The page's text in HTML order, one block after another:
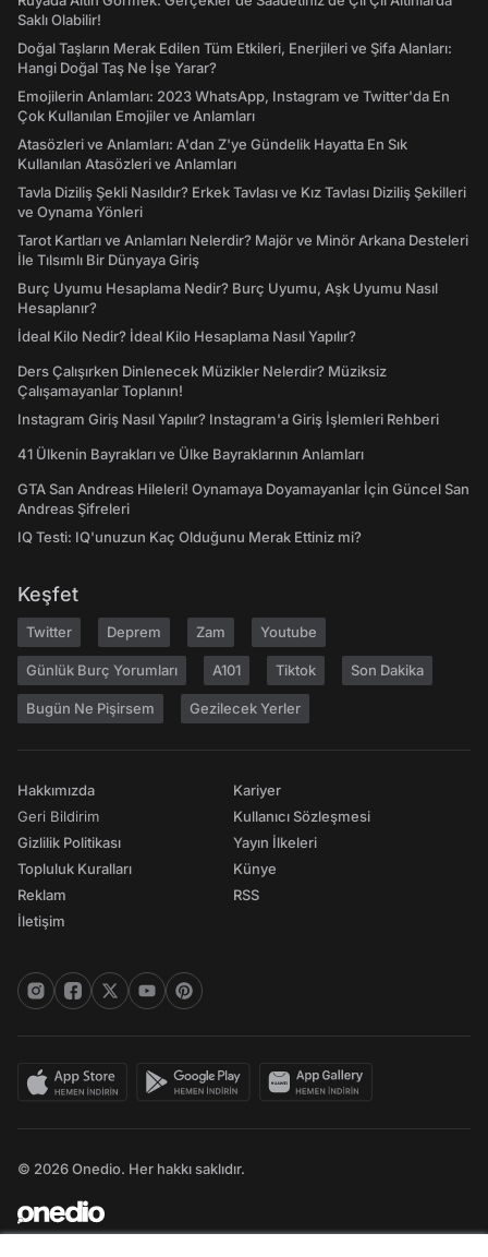
Saklı Olabilir!
Doğal Taşların Merak Edilen Tüm Etkileri, Enerjileri ve Şifa Alanları:
Hangi Doğal Taş Ne İşe Yarar?
Emojilerin Anlamları: 2023 WhatsApp, Instagram ve Twitter'da En
Çok Kullanılan Emojiler ve Anlamları
Atasözleri ve Anlamları: A'dan Z'ye Gündelik Hayatta En Sık
Kullanılan Atasözleri ve Anlamları
Tavla Diziliş Şekli Nasıldır? Erkek Tavlası ve Kız Tavlası Diziliş Şekilleri
ve Oynama Yönleri
Tarot Kartları ve Anlamları Nelerdir? Majör ve Minör Arkana Desteleri
İle Tılsımlı Bir Dünyaya Giriş
Burç Uyumu Hesaplama Nedir? Burç Uyumu, Aşk Uyumu Nasıl
Hesaplanır?
İdeal Kilo Nedir? İdeal Kilo Hesaplama Nasıl Yapılır?
Ders Çalışırken Dinlenecek Müzikler Nelerdir? Müziksiz
Çalışamayanlar Toplanın!
Instagram Giriş Nasıl Yapılır? Instagram'a Giriş İşlemleri Rehberi
41 Ülkenin Bayrakları ve Ülke Bayraklarının Anlamları
GTA San Andreas Hileleri! Oynamaya Doyamayanlar İçin Güncel San
Andreas Şifreleri
IQ Testi: IQ'unuzun Kaç Olduğunu Merak Ettiniz mi?
Keşfet
Twitter Deprem Zam Youtube
Günlük Burç Yorumları A101 Tiktok Son Dakika
Bugün Ne Pişirsem Gezilecek Yerler
Hakkımızda
Geri Bildirim
Gizlilik Politikası
Topluluk Kuralları
Reklam
İletişim
Kariyer
Kullanıcı Sözleşmesi
Yayın İlkeleri
Künye
RSS
© 2026 Onedio. Her hakkı saklıdır.